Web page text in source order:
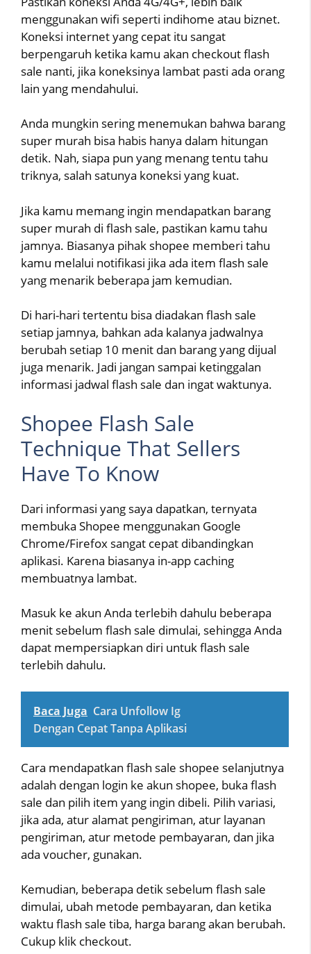
menggunakan wifi seperti indihome atau biznet.
Koneksi internet yang cepat itu sangat
berpengaruh ketika kamu akan checkout flash
sale nanti, jika koneksinya lambat pasti ada orang
lain yang mendahului.
Anda mungkin sering menemukan bahwa barang
super murah bisa habis hanya dalam hitungan
detik. Nah, siapa pun yang menang tentu tahu
triknya, salah satunya koneksi yang kuat.
Jika kamu memang ingin mendapatkan barang
super murah di flash sale, pastikan kamu tahu
jamnya. Biasanya pihak shopee memberi tahu
kamu melalui notifikasi jika ada item flash sale
yang menarik beberapa jam kemudian.
Di hari-hari tertentu bisa diadakan flash sale
setiap jamnya, bahkan ada kalanya jadwalnya
berubah setiap 10 menit dan barang yang dijual
juga menarik. Jadi jangan sampai ketinggalan
informasi jadwal flash sale dan ingat waktunya.
Shopee Flash Sale
Technique That Sellers
Have To Know
Dari informasi yang saya dapatkan, ternyata
membuka Shopee menggunakan Google
Chrome/Firefox sangat cepat dibandingkan
aplikasi. Karena biasanya in-app caching
membuatnya lambat.
Masuk ke akun Anda terlebih dahulu beberapa
menit sebelum flash sale dimulai, sehingga Anda
dapat mempersiapkan diri untuk flash sale
terlebih dahulu.
Baca Juga Cara Unfollow Ig
Dengan Cepat Tanpa Aplikasi
Cara mendapatkan flash sale shopee selanjutnya
adalah dengan login ke akun shopee, buka flash
sale dan pilih item yang ingin dibeli. Pilih variasi,
jika ada, atur alamat pengiriman, atur layanan
pengiriman, atur metode pembayaran, dan jika
ada voucher, gunakan.
Kemudian, beberapa detik sebelum flash sale
dimulai, ubah metode pembayaran, dan ketika
waktu flash sale tiba, harga barang akan berubah.
Cukup klik checkout.